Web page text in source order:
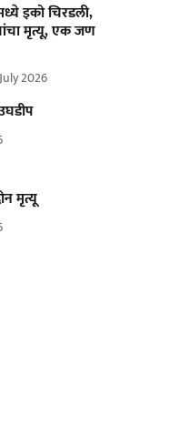
इको चिरडली,
मृत्यू, एक जण
2026
मृत्यू